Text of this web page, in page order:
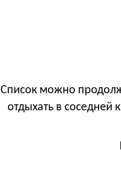
Список можно
отдыхать в соседней